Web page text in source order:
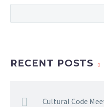
RECENT POSTS
Cultural Code